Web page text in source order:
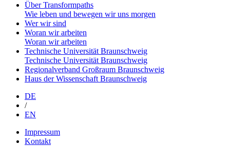
Über Transformpaths
Wie leben und bewegen wir uns morgen
Wer wir sind
Woran wir arbeiten
Woran wir arbeiten
Technische Universität Braunschweig
Technische Universität Braunschweig
Regionalverband Großraum Braunschweig
Haus der Wissenschaft Braunschweig
DE
/
EN
Impressum
Kontakt